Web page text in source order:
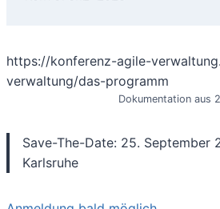
https://konferenz-agile-
verwaltung/das-programm
Dokumentation aus
Save-The-Date: 25. September
Karlsruhe